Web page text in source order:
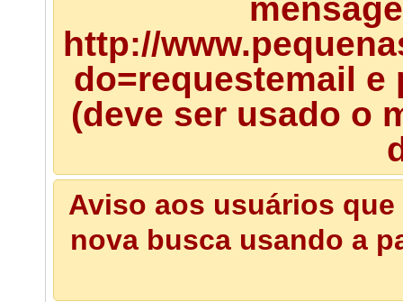
http://
do=requestemail
(deve ser usado o
Aviso aos usuários
nova busca usando a